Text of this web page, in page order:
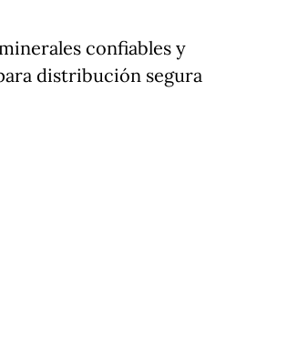
confiables y
distribución segura